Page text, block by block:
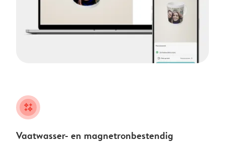
night
Vaatwasser- en magnetronbestendig